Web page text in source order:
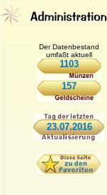
Der Datenbestand
umfaßt aktuell
1103
157
23.07.2016